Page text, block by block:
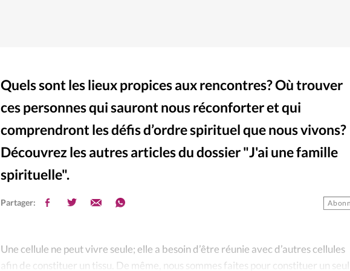
Quels sont les lieux propices aux rencontres? Où trouver
ces personnes qui sauront nous réconforter et qui
comprendront les défis d’ordre spirituel que nous vivons?
Découvrez les autres articles du dossier "J'ai une famille
spirituelle".
Partager:
Une cellule ne peut vivre seule; elle a besoin d’être réunie avec d’autres cellules
afin de constituer un tissu. De même, nous sommes faites pour constituer un seul